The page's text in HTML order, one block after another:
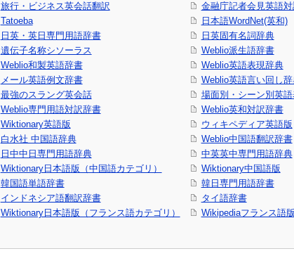
旅行・ビジネス英会話翻訳
Tatoeba
日英・英日専門用語辞書
遺伝子名称シソーラス
Weblio和製英語辞書
メール英語例文辞書
最強のスラング英会話
Weblio専門用語対訳辞書
Wiktionary英語版
白水社 中国語辞典
日中中日専門用語辞典
Wiktionary日本語版（中国語カテゴリ）
韓国語単語辞書
インドネシア語翻訳辞書
Wiktionary日本語版（フランス語カテゴリ）
金融庁記者会見英語対
日本語WordNet(英和)
日英固有名詞辞典
Weblio派生語辞書
Weblio英語表現辞典
Weblio英語言い回し
場面別・シーン別英
Weblio英和対訳辞書
ウィキペディア英語版
Weblio中国語翻訳辞書
中英英中専門用語辞典
Wiktionary中国語版
韓日専門用語辞書
タイ語辞書
Wikipediaフランス語版